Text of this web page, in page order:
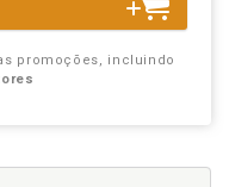
promoções, incluindo